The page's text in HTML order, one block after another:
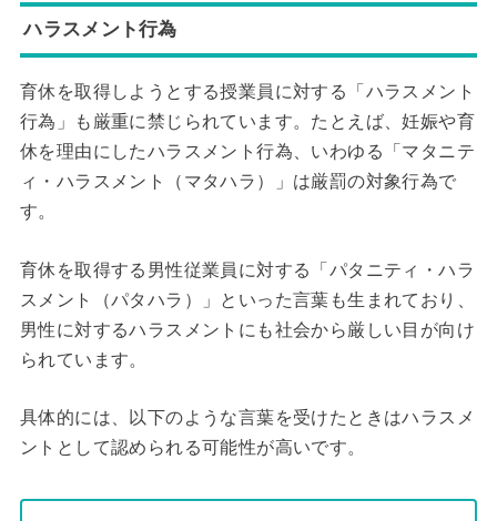
ハラスメント行為
育休を取得しようとする授業員に対する「ハラスメント
行為」も厳重に禁じられています。たとえば、妊娠や育
休を理由にしたハラスメント行為、いわゆる「マタニテ
ィ・ハラスメント（マタハラ）」は厳罰の対象行為で
す。
育休を取得する男性従業員に対する「パタニティ・ハラ
スメント（パタハラ）」といった言葉も生まれており、
男性に対するハラスメントにも社会から厳しい目が向け
られています。
具体的には、以下のような言葉を受けたときはハラスメ
ントとして認められる可能性が高いです。